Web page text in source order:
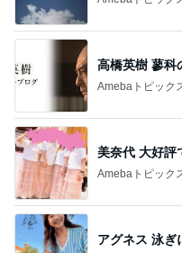
高橋英樹 蓼科
Amebaトピック
美奈代 大好評
Amebaトピック
アグネス 泳ぎ